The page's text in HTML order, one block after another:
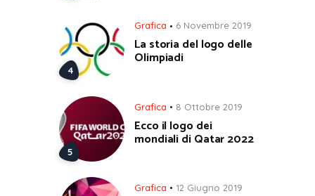
Grafica 6 Novembre 2019
La storia del logo delle
Olimpiadi
Grafica 8 Ottobre 2019
Ecco il logo dei
mondiali di Qatar 2022
Grafica 12 Giugno 2019